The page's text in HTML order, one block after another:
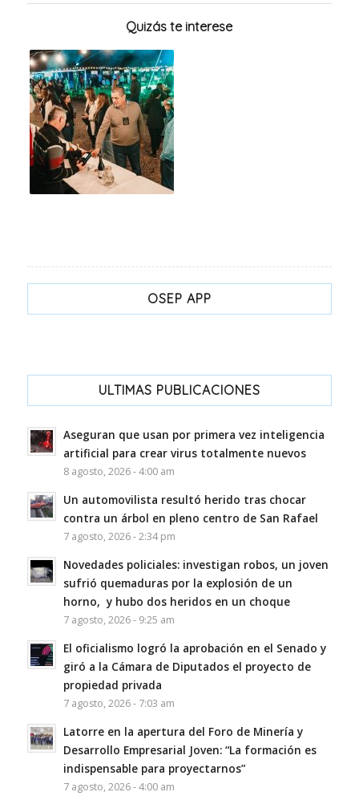
Quizás te interese
OSEP APP
ULTIMAS PUBLICACIONES
Aseguran que usan por primera vez inteligencia
artificial para crear virus totalmente nuevos
8 agosto, 2026 - 4:00 am
Un automovilista resultó herido tras chocar
contra un árbol en pleno centro de San Rafael
7 agosto, 2026 - 2:34 pm
Novedades policiales: investigan robos, un joven
sufrió quemaduras por la explosión de un
horno, y hubo dos heridos en un choque
7 agosto, 2026 - 9:25 am
El oficialismo logró la aprobación en el Senado y
giró a la Cámara de Diputados el proyecto de
propiedad privada
7 agosto, 2026 - 7:03 am
Latorre en la apertura del Foro de Minería y
Desarrollo Empresarial Joven: “La formación es
indispensable para proyectarnos”
7 agosto, 2026 - 4:00 am